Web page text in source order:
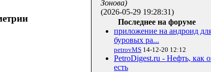
Зонова)
(2026-05-29 19:28:31)
Последнее на форуме
приложение на андроид
буровых ра...
petrovMS 14-12-20 12:12
PetroDigest.ru - Нефть, как
есть